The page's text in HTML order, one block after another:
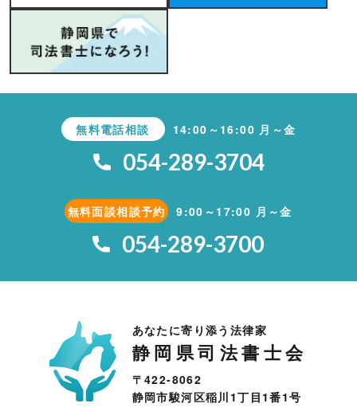
無料電話相談 14:00～16:00 月～金
054-289-3704
無料面談相談予約 9:00～17:00 月～金
054-289-3700
あなたに寄り添う法律家
静岡県司法書士会
〒422-8062
静岡市駿河区稲川1丁目1番1号